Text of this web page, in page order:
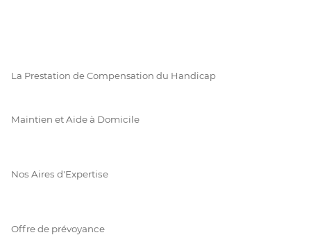
La Prestation de Compensation du Handicap
Maintien et Aide à Domicile
Nos Aires d'Expertise
Offre de prévoyance